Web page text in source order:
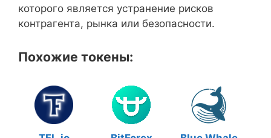
которого является устранение рисков
контрагента, рынка или безопасности.
Похожие токены: